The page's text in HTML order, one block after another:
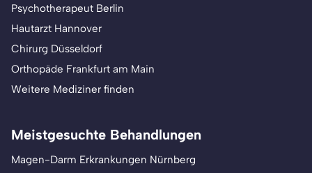
Psychotherapeut Berlin
Hautarzt Hannover
Chirurg Düsseldorf
Orthopäde Frankfurt am Main
Weitere Mediziner finden
Meistgesuchte Behandlungen
Magen-Darm Erkrankungen Nürnberg